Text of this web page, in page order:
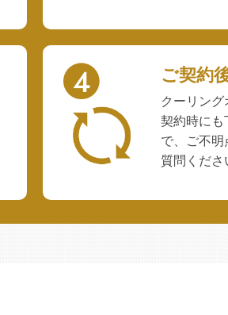
ご契約
クーリング
契約時に
で、ご不
質問くださ